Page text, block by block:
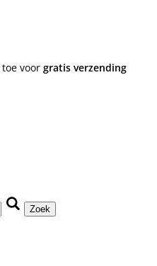
toe voor gratis verzending
Zoek